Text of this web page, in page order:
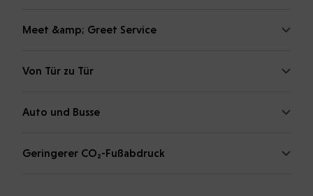
Meet &amp; Greet Service
Von Tür zu Tür
Auto und Busse
Geringerer CO₂-Fußabdruck